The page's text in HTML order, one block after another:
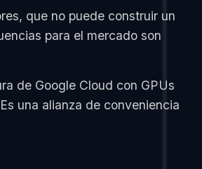
que no puede construir un
para el mercado son
de Google Cloud con GPUs
una alianza de conveniencia